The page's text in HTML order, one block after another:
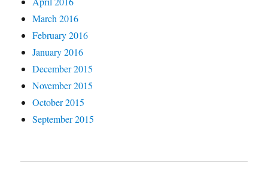
March 2016
February 2016
January 2016
December 2015
November 2015
October 2015
September 2015